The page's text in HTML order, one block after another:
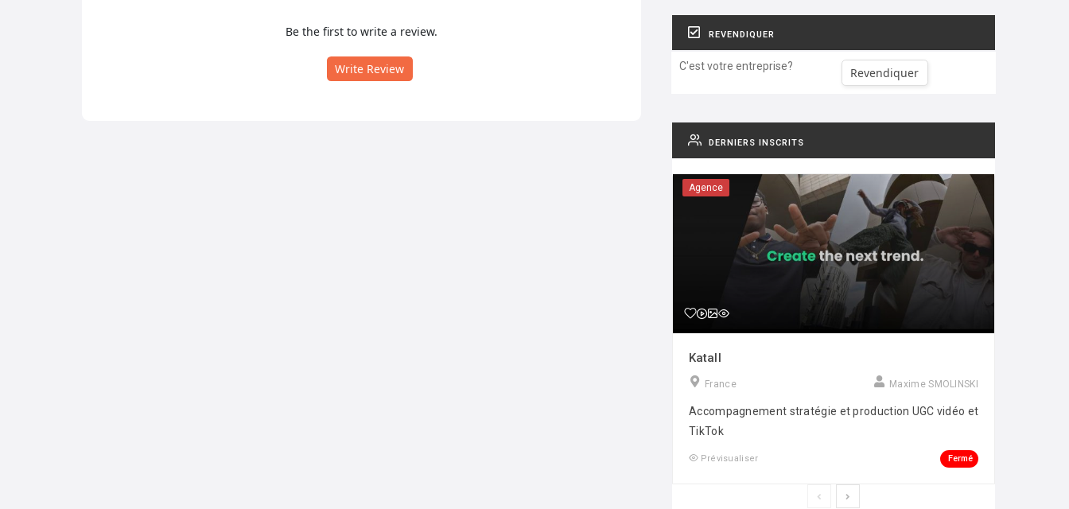
Be the first to write a review.
Write Review
REVENDIQUER
C'est votre entreprise? Revendiquer
DERNIERS INSCRITS
Agence
Katall
France Maxime SMOLINSKI
Accompagnement stratégie et production UGC vidéo et
TikTok
Prévisualiser Fermé